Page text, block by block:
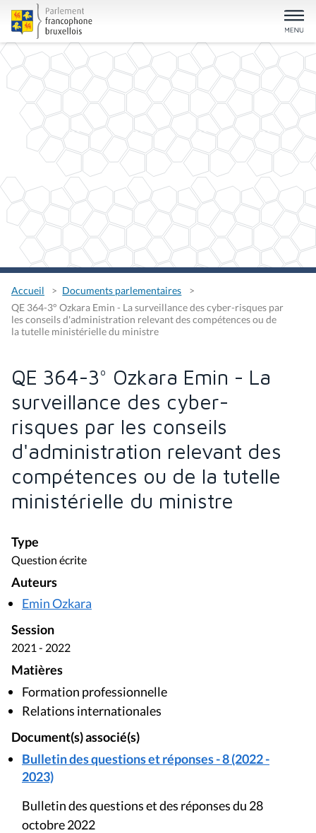
Accueil
Documents parlementaires
QE 364-3° Ozkara Emin - La surveillance des cyber-risques par
les conseils d'administration relevant des compétences ou de
la tutelle ministérielle du ministre
QE 364-3° Ozkara Emin - La
surveillance des cyber-
risques par les conseils
d'administration relevant des
compétences ou de la tutelle
ministérielle du ministre
Type
Question écrite
Auteurs
Emin Ozkara
Session
2021 - 2022
Matières
Formation professionnelle
Relations internationales
Document(s) associé(s)
Bulletin des questions et réponses - 8 (2022 -
2023)
Bulletin des questions et des réponses du 28
octobre 2022